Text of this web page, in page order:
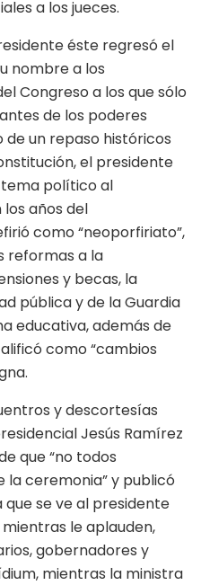
a los jueces.
éste regresó el
nombre a los
Congreso a los que sólo
de los poderes
de un repaso históricos
el presidente
tema político al
años del
como “neoporfiriato”,
reformas a la
y becas, la
pública y de la Guardia
educativa, además de
como “cambios
y descortesías
Jesús Ramírez
que “no todos
ceremonia” y publicó
se ve al presidente
le aplauden,
gobernadores y
mientras la ministra